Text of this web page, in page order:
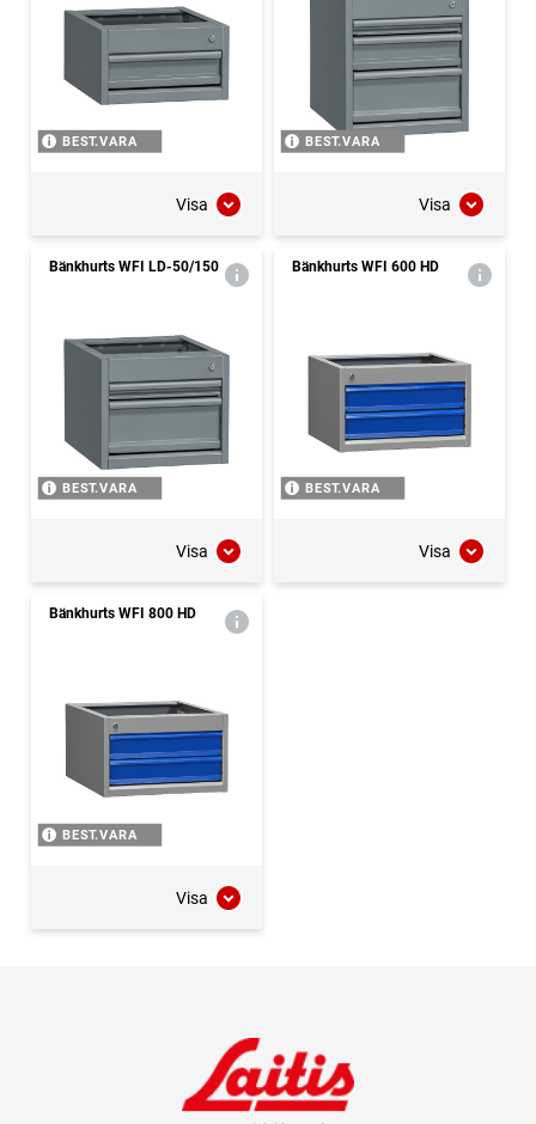
BEST.VARA
Visa
BEST.VARA
Visa
Bänkhurts WFI LD-50/150
BEST.VARA
Visa
Bänkhurts WFI 600 HD
BEST.VARA
Visa
Bänkhurts WFI 800 HD
BEST.VARA
Visa